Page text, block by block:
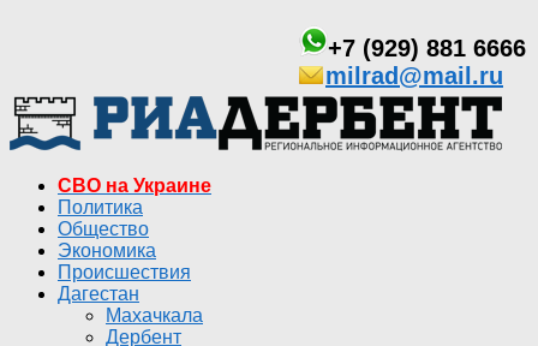
+7 (929) 881 6666
milrad@mail.ru
СВО на Украине
Политика
Общество
Экономика
Происшествия
Дагестан
Махачкала
Дербент